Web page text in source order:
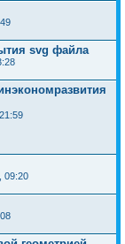
svg файла
09:20